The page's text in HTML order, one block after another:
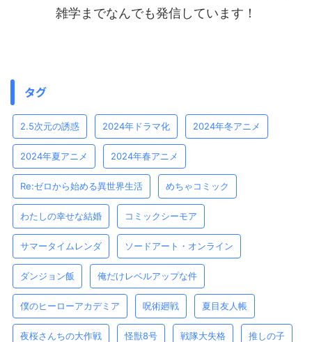
雑学までなんでも発信しています！
タグ
2.5次元の誘惑 2024年ドラマ化 2024年冬アニメ
2024年夏アニメ 2024年春アニメ
Re:ゼロから始める異世界生活 めちゃコミック
わたしの幸せな結婚 コミックシーモア
サマータイムレンダ ソードアート・オンライン
ダンジョン飯 俺だけレベルアップな件
僕のヒーローアカデミア 呪術廻戦 夏目友人帳
夜桜さんちの大作戦 怪獣8号 戦隊大失格 推しの子